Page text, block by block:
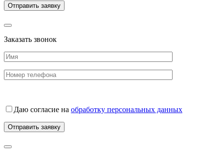
Заказать звонок
Даю согласие на обработку персональных данных